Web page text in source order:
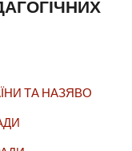
ТА НАЗЯВО